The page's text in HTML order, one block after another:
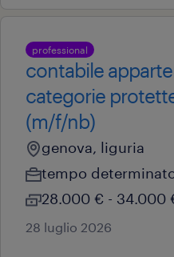
professional
contabile
categorie
(m/f/nb)
genova, liguria
tempo
28.000 € - 34.000
28 luglio 2026